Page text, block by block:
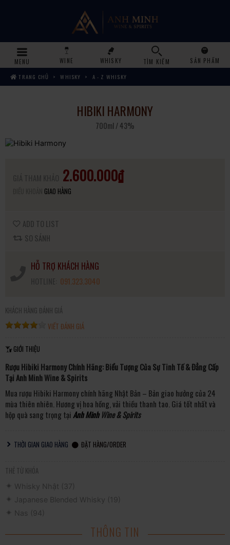
MENU WINE WHISKY TÌM KIẾM
SẢN PHẨM
TRANG CHỦ
WHISKY A - Z WHISKY
HIBIKI HARMONY
700ml / 43%
2.600.000₫
GIAO HÀNG
ADD TO LIST
SO SÁNH
HỖ TRỢ KHÁCH HÀNG
091.323.3040
KHÁCH HÀNG ĐÁNH GIÁ
VIẾT ĐÁNH GIÁ
GIỚI THIỆU
Rượu Hibiki Harmony Chính Hãng: Biểu Tượng Của Sự Tinh Tế & Đẳng Cấp
Tại Anh Minh Wine & Spirits
Mua rượu Hibiki Harmony chính hãng Nhật Bản – Bản giao hưởng của 24
mùa thiên nhiên. Hương vị hoa hồng, vải thiều thanh tao. Giá tốt nhất và
hộp quà sang trọng tại Anh MinhWine & Spirits
THỜI GIAN GIAO HÀNG ĐẶT HÀNG/ORDER
THẺ TỪ KHÓA
Whisky Nhật (37)
Japanese Blended Whisky (19)
Nas (94)
THÔNG TIN